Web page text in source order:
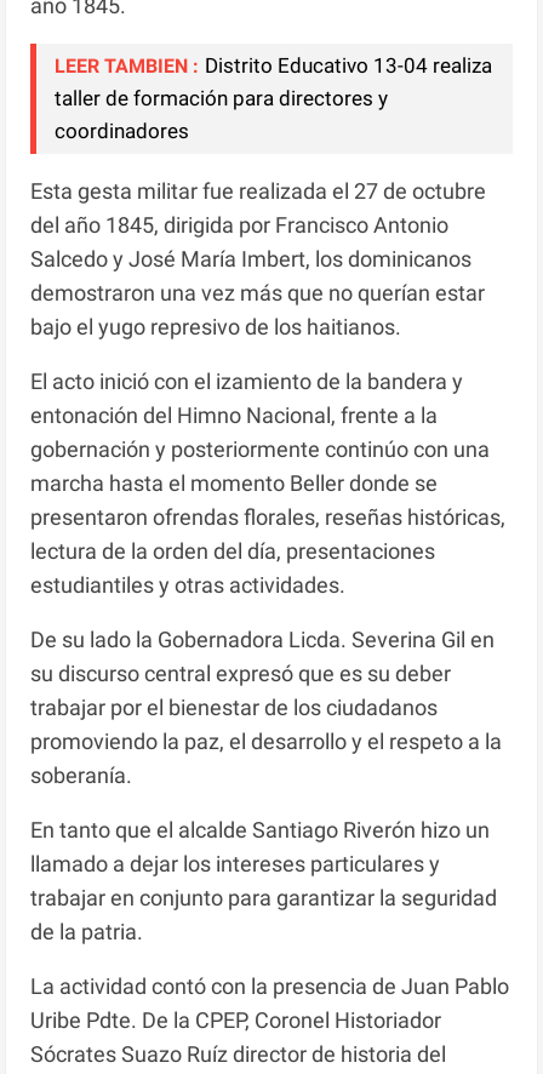
año 1845.
LEER TAMBIEN : Distrito Educativo 13-04 realiza
taller de formación para directores y
coordinadores
Esta gesta militar fue realizada el 27 de octubre
del año 1845, dirigida por Francisco Antonio
Salcedo y José María Imbert, los dominicanos
demostraron una vez más que no querían estar
bajo el yugo represivo de los haitianos.
El acto inició con el izamiento de la bandera y
entonación del Himno Nacional, frente a la
gobernación y posteriormente continúo con una
marcha hasta el momento Beller donde se
presentaron ofrendas florales, reseñas históricas,
lectura de la orden del día, presentaciones
estudiantiles y otras actividades.
De su lado la Gobernadora Licda. Severina Gil en
su discurso central expresó que es su deber
trabajar por el bienestar de los ciudadanos
promoviendo la paz, el desarrollo y el respeto a la
soberanía.
En tanto que el alcalde Santiago Riverón hizo un
llamado a dejar los intereses particulares y
trabajar en conjunto para garantizar la seguridad
de la patria.
La actividad contó con la presencia de Juan Pablo
Uribe Pdte. De la CPEP, Coronel Historiador
Sócrates Suazo Ruíz director de historia del